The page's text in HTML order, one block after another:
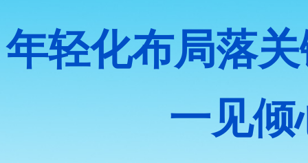
年轻化布局落
一见倾